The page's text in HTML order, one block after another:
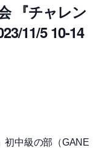
『チャレン
11/5 10-14
初中級の部（GANE